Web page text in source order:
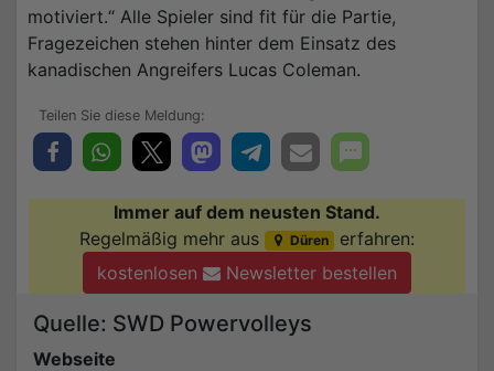
motiviert.“ Alle Spieler sind fit für die Partie,
Fragezeichen stehen hinter dem Einsatz des
kanadischen Angreifers Lucas Coleman.
Immer auf dem neusten Stand.
Regelmäßig mehr aus
Düren
erfahren:
kostenlosen
Newsletter bestellen
Quelle: SWD Powervolleys
Webseite